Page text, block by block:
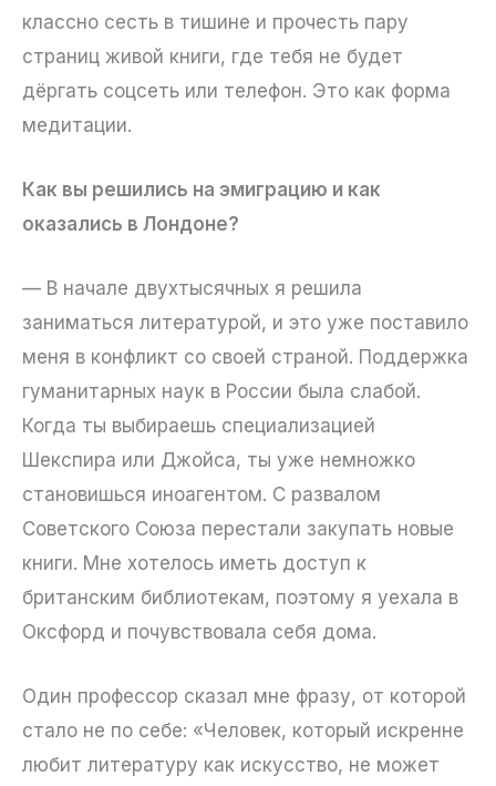
классно сесть в тишине и прочесть пару
страниц живой книги, где тебя не будет
дёргать соцсеть или телефон. Это как форма
медитации.
Как вы решились на эмиграцию и как
оказались в Лондоне?
— В начале двухтысячных я решила
заниматься литературой, и это уже поставило
меня в конфликт со своей страной. Поддержка
гуманитарных наук в России была слабой.
Когда ты выбираешь специализацией
Шекспира или Джойса, ты уже немножко
становишься иноагентом. С развалом
Советского Союза перестали закупать новые
книги. Мне хотелось иметь доступ к
британским библиотекам, поэтому я уехала в
Оксфорд и почувствовала себя дома.
Один профессор сказал мне фразу, от которой
стало не по себе: «Человек, который искренне
любит литературу как искусство, не может